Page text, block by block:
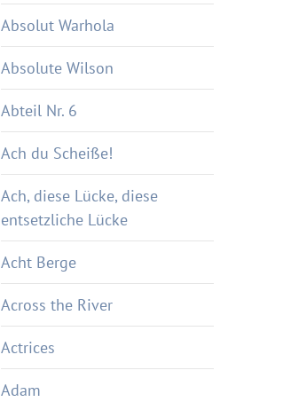
Absolut Warhola
Absolute Wilson
Abteil Nr. 6
Ach du Scheiße!
Ach, diese Lücke, diese
entsetzliche Lücke
Acht Berge
Across the River
Actrices
Adam